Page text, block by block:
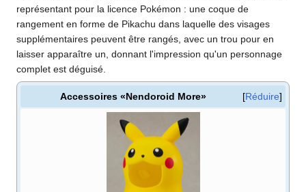
représentant pour la licence Pokémon : une coque de
rangement en forme de Pikachu dans laquelle des visages
supplémentaires peuvent être rangés, avec un trou pour en
laisser apparaître un, donnant l'impression qu'un personnage
complet est déguisé.
Réduire
Accessoires «Nendoroid More»